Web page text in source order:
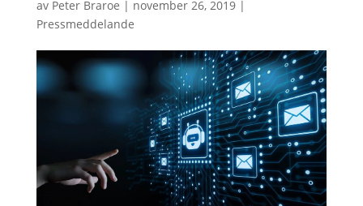
av Peter Braroe | november 26, 2019|
Pressmeddelande